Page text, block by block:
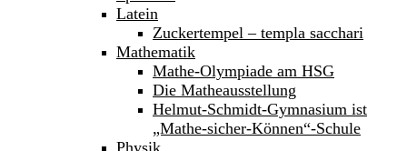
Latein
Zuckertempel – templa sacchari
Mathematik
Mathe-Olympiade am HSG
Die Matheausstellung
Helmut-Schmidt-Gymnasium ist
„Mathe-sicher-Können“-Schule